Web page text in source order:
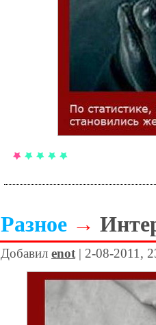
Разное →
Добавил enot | 2-08-2011,